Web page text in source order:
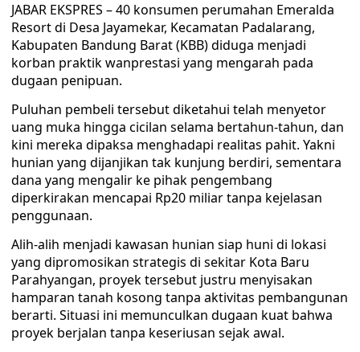
JABAR EKSPRES – 40 konsumen perumahan Emeralda
Resort di Desa Jayamekar, Kecamatan Padalarang,
Kabupaten Bandung Barat (KBB) diduga menjadi
korban praktik wanprestasi yang mengarah pada
dugaan penipuan.
Puluhan pembeli tersebut diketahui telah menyetor
uang muka hingga cicilan selama bertahun-tahun, dan
kini mereka dipaksa menghadapi realitas pahit. Yakni
hunian yang dijanjikan tak kunjung berdiri, sementara
dana yang mengalir ke pihak pengembang
diperkirakan mencapai Rp20 miliar tanpa kejelasan
penggunaan.
Alih-alih menjadi kawasan hunian siap huni di lokasi
yang dipromosikan strategis di sekitar Kota Baru
Parahyangan, proyek tersebut justru menyisakan
hamparan tanah kosong tanpa aktivitas pembangunan
berarti. Situasi ini memunculkan dugaan kuat bahwa
proyek berjalan tanpa keseriusan sejak awal.